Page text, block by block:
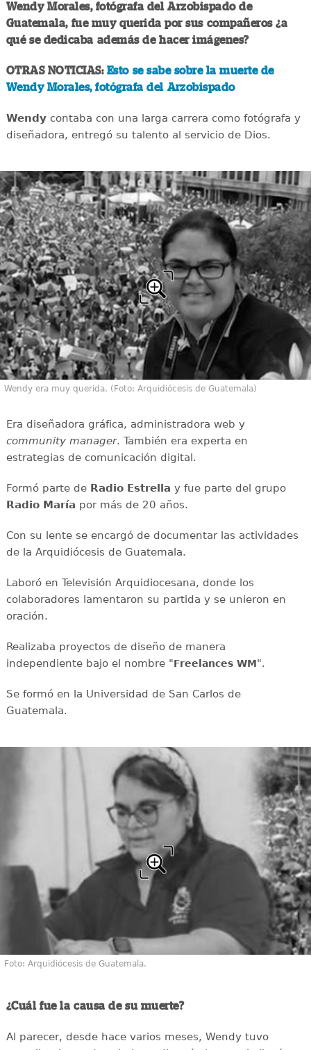
Wendy Morales, fotógrafa del Arzobispado de
Guatemala, fue muy querida por sus compañeros ¿a
qué se dedicaba además de hacer imágenes?
OTRAS NOTICIAS: Esto se sabe sobre la muerte de
Wendy Morales, fotógrafa del Arzobispado
Wendycontaba con una larga carrera como fotógrafa y
diseñadora, entregó su talento al servicio de Dios.
Wendy era muy querida. (Foto: Arquidiócesis de Guatemala)
Era diseñadora gráfica, administradora web y
community manager. También era experta en
estrategias de comunicación digital.
Formó parte de Radio Estrella y fue parte del grupo
Radio María por más de 20 años.
Con su lente se encargó de documentar las actividades
de la Arquidiócesis de Guatemala.
Laboró en Televisión Arquidiocesana, donde los
colaboradores lamentaron su partida y se unieron en
oración.
Realizaba proyectos de diseño de manera
independiente bajo el nombre "Freelances WM".
Se formó en la Universidad de San Carlos de
Guatemala.
Foto: Arquidiócesis de Guatemala.
¿Cuál fue la causa de su muerte?
Al parecer, desde hace varios meses, Wendy tuvo